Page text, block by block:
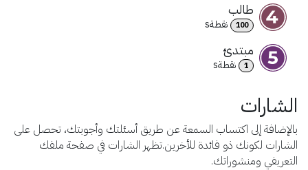
طالب
100 نقطةs
مبتدئ
1 نقطةs
الشارات
بالإضافة إلى اكتساب السمعة عن طريق أسئلتك وأجوبتك، تحصل على
الشارات لكونك ذو فائدة للأخرين.تظهر الشارات في صفحة ملفك
التعريفي ومنشوراتك.